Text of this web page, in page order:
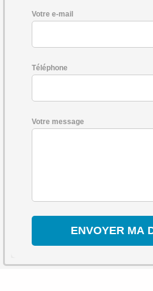
Votre e-mail
Téléphone
Votre message